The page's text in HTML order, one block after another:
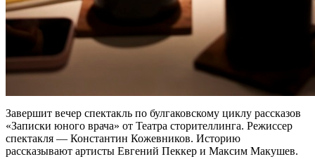
Завершит вечер спектакль по булгаковскому циклу рассказов
«Записки юного врача» от Театра сторителлинга. Режиссер
спектакля — Константин Кожевников. Историю
рассказывают артисты Евгений Пеккер и Максим Макушев.